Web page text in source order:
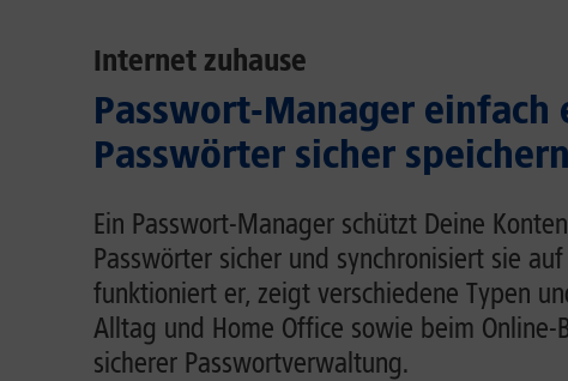
Internet zuhause
Passwort-Manager einfach
Passwörter sicher speichern
Ein Passwort-Manager schützt Deine
Passwörter sicher und synchronisiert sie
funktioniert er, zeigt verschiedene Typen
Alltag und Home Office sowie beim Online-
sicherer Passwortverwaltung.